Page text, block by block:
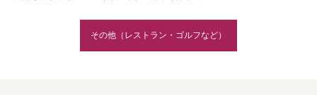
その他（レストラン・ゴルフなど）